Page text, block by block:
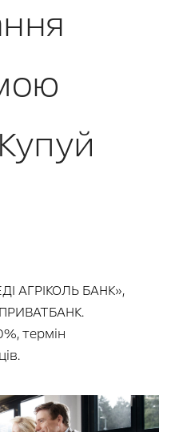
АГРІКОЛЬ БАНК»,
термін